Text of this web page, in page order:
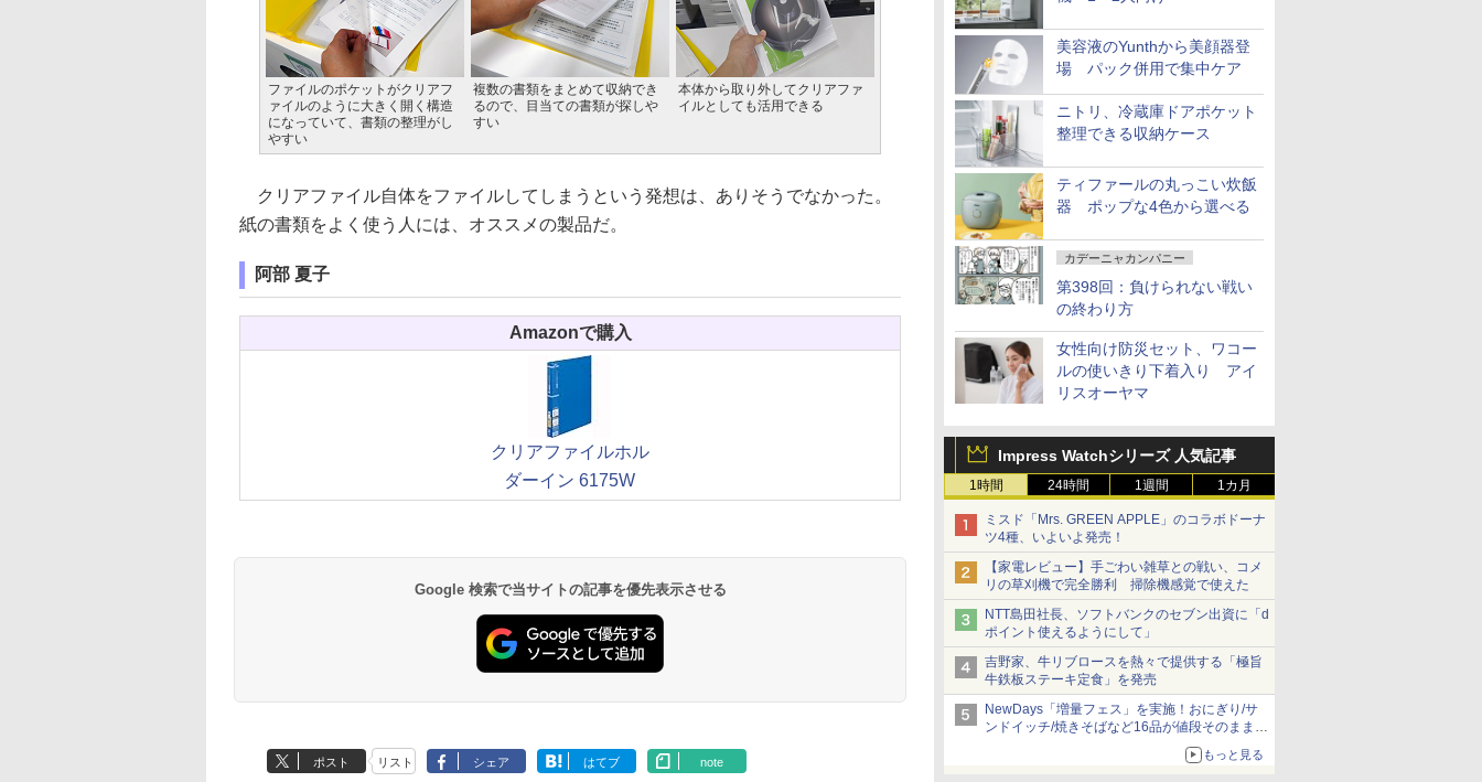
美容液のYunthから美顔器登
場 パック併用で集中ケア
ニトリ、冷蔵庫ドアポケット
整理できる収納ケース
ティファールの丸っこい炊飯
器 ポップな4色から選べる
カデーニャカンパニー
第398回：負けられない戦い
の終わり方
女性向け防災セット、ワコー
ルの使いきり下着入り アイ
リスオーヤマ
Impress Watchシリーズ 人気記事
1時間 24時間 1週間 1カ月
ミスド「Mrs. GREEN APPLE」のコラボドーナ
ツ4種、いよいよ発売！
【家電レビュー】手ごわい雑草との戦い、コメ
リの草刈機で完全勝利 掃除機感覚で使えた
NTT島田社長、ソフトバンクのセブン出資に「d
ポイント使えるようにして」
吉野家、牛リブロースを熱々で提供する「極旨
牛鉄板ステーキ定食」を発売
NewDays「増量フェス」を実施！おにぎり/サ
ンドイッチ/焼きそばなど16品が値段そのままで
もっと見る
ファイルのポケットがクリアフ
ァイルのように大きく開く構造
になっていて、書類の整理がし
やすい
複数の書類をまとめて収納でき
るので、目当ての書類が探しや
すい
本体から取り外してクリアファ
イルとしても活用できる
クリアファイル自体をファイルしてしまうという発想は、ありそうでなかった。
紙の書類をよく使う人には、オススメの製品だ。
阿部 夏子
Amazonで購入
クリアファイルホル
ダーイン 6175W
Google 検索で当サイトの記事を優先表示させる
ポスト リスト シェア はてブ note